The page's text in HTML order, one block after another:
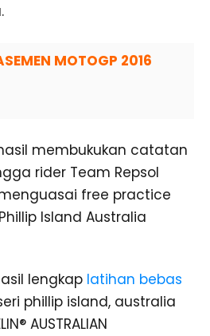
MOTOGP 2016
membukukan catatan
rider Team Repsol
free practice
Island Australia
lengkap latihan bebas
phillip island, australia
AUSTRALIAN